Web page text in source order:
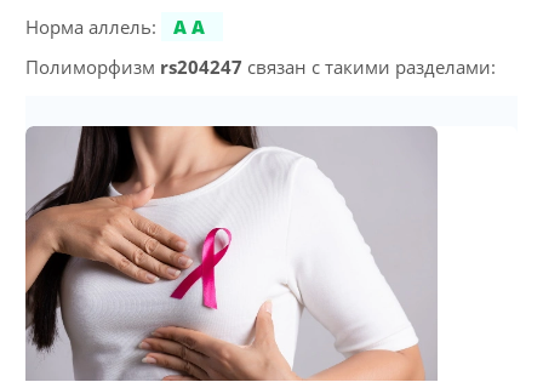
Норма аллель:
AA
Полиморфизм rs204247 связан с такими разделами: